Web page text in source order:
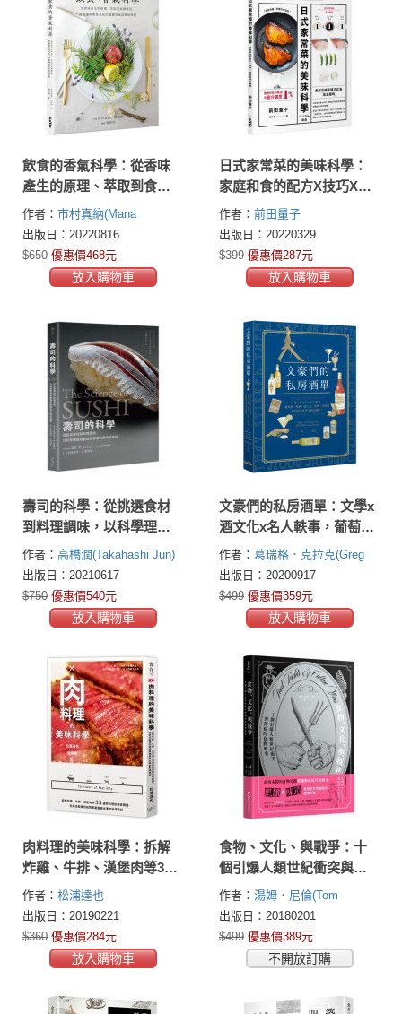
飲食的香氣科學：從香味
產生的原理、萃取到食譜
應用，認識讓料理更美味
的關鍵香氣與風味搭配
作者： 市村真納(Mana
Ichimura)橫田涉(Wataru
Yokota)
出版日：20220816
$650 優惠價468元
放入購物車
日式家常菜的美味科學：
家庭和食的配方X技巧X烹
調原理全圖解
作者： 前田量子
出版日：20220329
$399 優惠價287元
放入購物車
壽司的科學：從挑選食材
到料理調味，以科學理論
和數據拆解壽司風味的奧
祕
作者： 高橋潤(Takahashi Jun)
佐藤秀美(Sato Hidemi)
登世(Tsuchida Mitose)
出版日：20210617
$750 優惠價540元
放入購物車
文豪們的私房酒單：文學x
酒文化x名人軼事，葡萄
酒、啤酒、威士忌、琴
酒、伏特加如何成為世界
文明的繆斯？
作者： 葛瑞格．克拉克(Greg
Clarke) 蒙特．畢爾普(Monte
Beauchamp)
出版日：20200917
$499 優惠價359元
放入購物車
肉料理的美味科學：拆解
炸雞、牛排、漢堡肉等35
道肉料理的美味關鍵，在
家也能做出如同專業廚師
水準的料理筆記
作者： 松浦達也
出版日：20190221
$360 優惠價284元
放入購物車
食物、文化、與戰爭：十
個引爆人類世紀衝突與轉
折的食物歷史
作者： 湯姆．尼倫(Tom
Nealon)
出版日：20180201
$499 優惠價389元
不開放訂購